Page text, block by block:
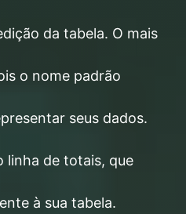
da tabela. O mais
o nome padrão
seus dados.
linha de totais, que
à sua tabela.